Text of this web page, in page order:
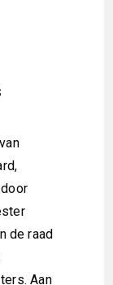
de raad
Aan